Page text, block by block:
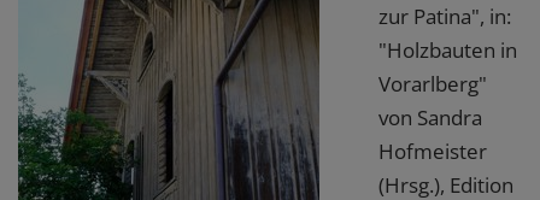
zur Patina", in:
"Holzbauten in
Vorarlberg"
von Sandra
Hofmeister
(Hrsg.), Edition